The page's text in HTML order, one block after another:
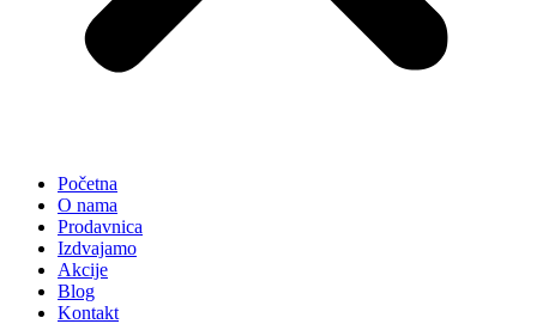
Početna
O nama
Prodavnica
Izdvajamo
Akcije
Blog
Kontakt